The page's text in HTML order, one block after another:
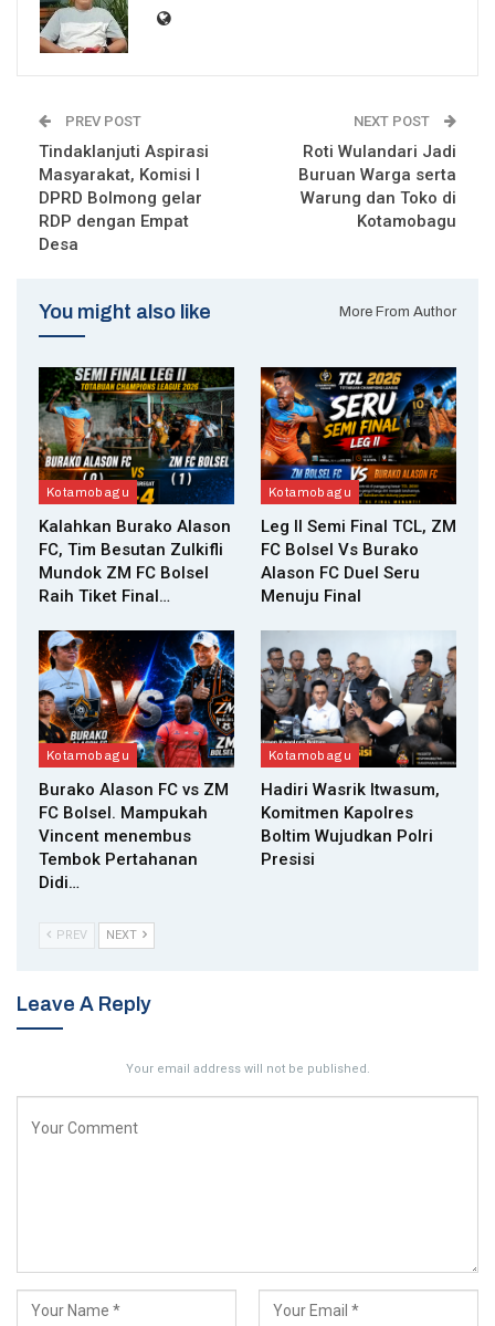
PREV POST
Tindaklanjuti Aspirasi
Masyarakat, Komisi I
DPRD Bolmong gelar
RDP dengan Empat
Desa
NEXT POST
Roti Wulandari Jadi
Buruan Warga serta
Warung dan Toko di
Kotamobagu
You might also like More From Author
Kotamobagu
Kalahkan Burako Alason
FC, Tim Besutan Zulkifli
Mundok ZM FC Bolsel
Raih Tiket Final…
Kotamobagu
Leg II Semi Final TCL, ZM
FC Bolsel Vs Burako
Alason FC Duel Seru
Menuju Final
Kotamobagu
Burako Alason FC vs ZM
FC Bolsel. Mampukah
Vincent menembus
Tembok Pertahanan
Didi…
Kotamobagu
Hadiri Wasrik Itwasum,
Komitmen Kapolres
Boltim Wujudkan Polri
Presisi
PREV NEXT
Leave A Reply
Your email address will not be published.